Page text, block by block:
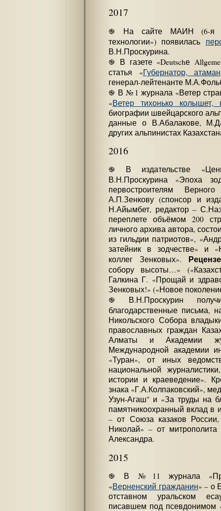
2017
֎ На сайте МАИН (6-я
технологии») появилась
В.Н.Проскурина.
֎ В газете «Deutschе
статья «Губернатор,
генерал-лейтенанте
֎ В №1 журнала «Ветер
«Ветер тихонько колышет,
биографии швейцарского
данные о В.Абалакове,
других альпинистах
2016
֎ В издательстве
В.Н.Проскурина «Эпоха
первостроителям
А.П.Зенкову (спонсор и
Н.Айымбет, редактор –
переплете объёмом 200
личного архива автора,
из гильдии патриотов»,
затейник в зодчестве» и
коллег Зенковых».
собору высоты…»
Галкина Г. «Прощай и
Зенковых!» («Новое
֎ В.Н.Проскурин
благодарственные письма,
Никольского Собора
православных граждан
Алматы и Академии
Международной академии
«Туран», от иных
национальной
истории и краеведение».
знака «Г.А.Колпаковский»,
Узун-Агаш" и «За труды на
памятникоохранный вклад в
– от Союза казаков
Николай» – от митрополита
Александра.
2015
֎ В №11 журнала
«Верненский гражданин» – о
отставном уральском
писавшем под псевдонимом